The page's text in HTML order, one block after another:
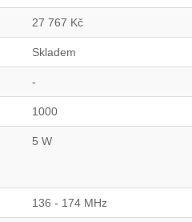
27 767 Kč
Skladem
-
1000
5 W
136 - 174 MHz